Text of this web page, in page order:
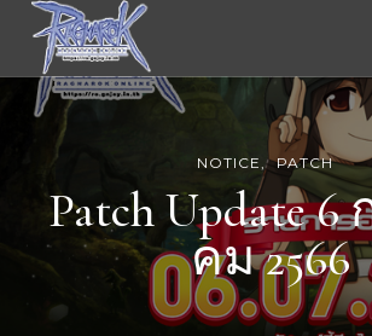
Ragnarok Online
NOTICE PATCH
Patch Update 6
คม 2566